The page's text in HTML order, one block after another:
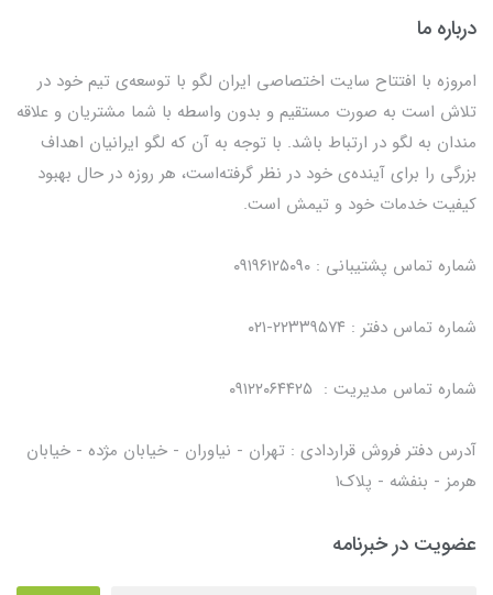
درباره ما
امروزه با افتتاح سایت اختصاصی ایران لگو با توسعه‌ی تیم خود در
تلاش است به صورت مستقیم و بدون واسطه با شما مشتریان و علاقه
مندان به لگو در ارتباط باشد. با توجه به آن که لگو ایرانیان اهداف
بزرگی را برای آینده‌ی خود در نظر گرفته‌است، هر روزه در حال بهبود
کیفیت خدمات خود و تیمش است.
شماره تماس پشتیبانی : ۰۹۱۹۶۱۲۵۰۹۰
شماره تماس دفتر : ۲۲۳۳۹۵۷۴-۰۲۱
شماره تماس مدیریت : ۰۹۱۲۲۰۶۴۴۲۵
آدرس دفتر فروش قراردادی : تهران - نیاوران - خیابان مژده - خیابان
هرمز - بنفشه - پلاک۱
عضویت در خبرنامه